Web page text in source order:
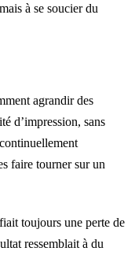
à se soucier du
agrandir des
d’impression, sans
faire tourner sur un
toujours une perte de
ressemblait à du